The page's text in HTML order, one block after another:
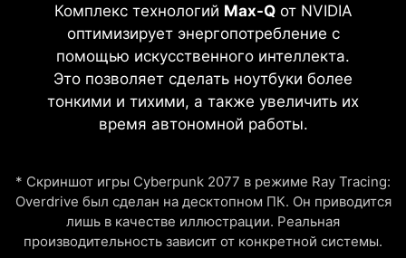
Комплекс технологий Max-Qот NVIDIA
оптимизирует энергопотребление с
помощью искусственного интеллекта.
Это позволяет сделать ноутбуки более
тонкими и тихими, а также увеличить их
время автономной работы.
* Скриншот игры Cyberpunk 2077 в режиме Ray Tracing:
Overdrive был сделан на десктопном ПК. Он приводится
лишь в качестве иллюстрации. Реальная
производительность зависит от конкретной системы.